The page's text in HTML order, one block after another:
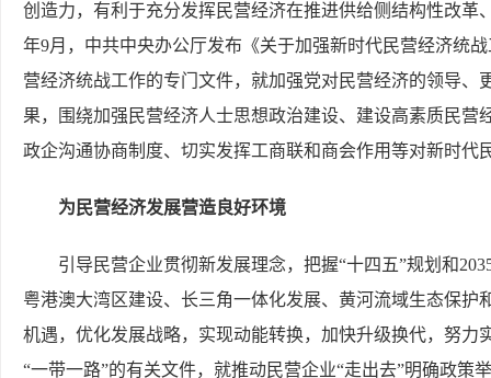
创造力，有利于充分发挥民营经济在推进供给侧结构性改
年9月，中共中央办公厅发布《关于加强新时代民营经济统
营经济统战工作的专门文件，就加强党对民营经济的领导
果，围绕加强民营经济人士思想政治建设、建设高素质民
政企沟通协商制度、切实发挥工商联和商会作用等对新时代
为民营经济发展营造良好环境
引导民营企业贯彻新发展理念，把握“十四五”规划和
粤港澳大湾区建设、长三角一体化发展、黄河流域生态保
机遇，优化发展战略，实现动能转换，加快升级换代，努
“一带一路”的有关文件，就推动民营企业“走出去”明确政